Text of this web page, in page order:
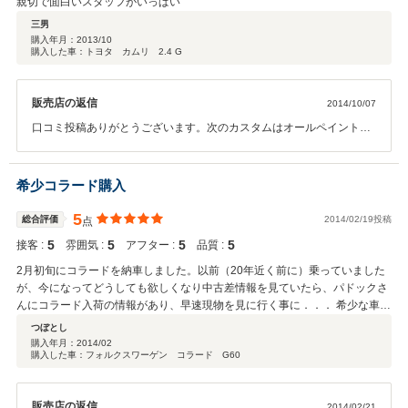
三男
購入年月： 2013/10
購入した車：トヨタ カムリ 2.4 G
販売店の返信 2014/10/07
口コミ投稿ありがとうございます。次のカスタムはオールペイント、
希少コラード購入
総合評価 5点 2014/02/19投稿
接客 : 5 雰囲気 : 5 アフター : 5 品質 : 5
2月初旬にコラードを納車しました。以前（20年近く前に）乗っていました
が、今になってどうしても欲しくなり中古差情報を見ていたら、パドックさ
んにコラード入荷の情報があり、早速現物を見に行く事に．．． 希少な車種
だけに他の人に買われてないか不安な一夜を過ごして、朝一で現物を見に行
きました。 懐かしいと言うよりフルエアロで超カッコイイ！！見てから10
分で契約しました。 1990年製24年落ちの車で非常に不安だったのですが、
つぼとし
購入年月： 2014/02
購入した車：フォルクスワーゲン コラード G60